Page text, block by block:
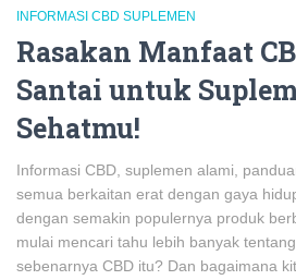
INFORMASI CBD SUPLEMEN
Rasakan Manfaat
Santai untuk
Sehatmu!
Informasi CBD, suplemen alami,
semua berkaitan erat dengan gaya
dengan semakin populernya produk
mulai mencari tahu lebih banyak
sebenarnya CBD itu? Dan bagaimana